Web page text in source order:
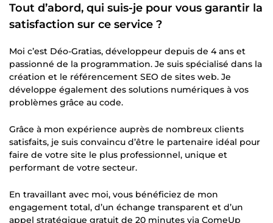
Tout d’abord, qui suis-je pour vous garantir la
satisfaction sur ce service ?
Moi c’est Déo-Gratias, développeur depuis de 4 ans et
passionné de la programmation. Je suis spécialisé dans la
création et le référencement SEO de sites web. Je
développe également des solutions numériques à vos
problèmes grâce au code.
Grâce à mon expérience auprès de nombreux clients
satisfaits, je suis convaincu d’être le partenaire idéal pour
faire de votre site le plus professionnel, unique et
performant de votre secteur.
En travaillant avec moi, vous bénéficiez de mon
engagement total, d’un échange transparent et d’un
appel stratégique gratuit de 20 minutes via ComeUp